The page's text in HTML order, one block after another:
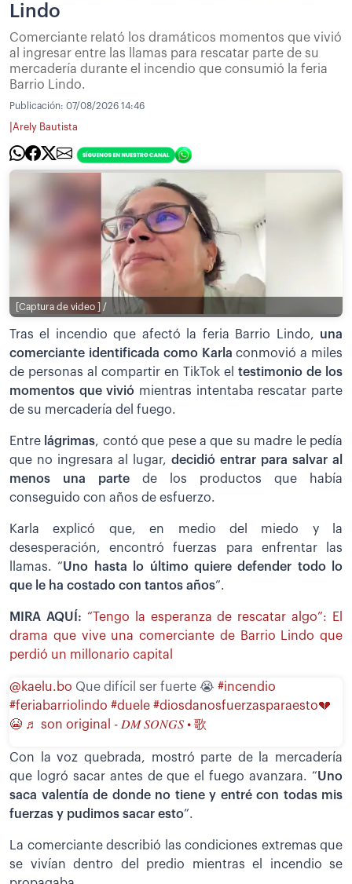
Lindo
Comerciante relató los dramáticos momentos que vivió
al ingresar entre las llamas para rescatar parte de su
mercadería durante el incendio que consumió la feria
Barrio Lindo.
Publicación: 07/08/2026 14:46
Arely Bautista
[Captura de video ] /
Tras el incendio que afectó la feria Barrio Lindo, una
comerciante identificada como Karlaconmovió a miles
de personas al compartir en TikTok el testimonio de los
momentos que vivió mientras intentaba rescatar parte
de su mercadería del fuego.
Entre lágrimas, contó que pese a que su madre le pedía
que no ingresara al lugar, decidió entrar para salvar al
menos una parte de los productos que había
conseguido con años de esfuerzo.
Karla explicó que, en medio del miedo y la
desesperación, encontró fuerzas para enfrentar las
llamas. “Uno hasta lo último quiere defender todo lo
que le ha costado con tantos años”.
MIRA AQUÍ: “Tengo la esperanza de rescatar algo”: El
drama que vive una comerciante de Barrio Lindo que
perdió un millonario capital
@kaelu.bo Que difícil ser fuerte 😭 #incendio
#feriabarriolindo #duele #diosdanosfuerzasparaesto💔
😭 ♬ son original - 𝐷𝑀 𝑆𝑂𝑁𝐺𝑆 • 歌
Con la voz quebrada, mostró parte de la mercadería
que logró sacar antes de que el fuego avanzara. “Uno
saca valentía de donde no tiene y entré con todas mis
fuerzas y pudimos sacar esto”.
La comerciante describió las condiciones extremas que
se vivían dentro del predio mientras el incendio se